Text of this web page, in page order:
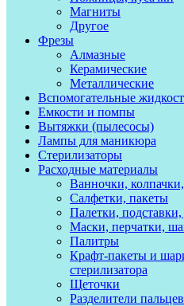
Магниты
Другое
Фрезы
Алмазные
Керамические
Металлические
Вспомогательные
Емкости и помпы
Вытяжки (пылесосы)
Лампы для маникюра
Стерилизаторы
Расходные материалы
Ванночки,
Салфетки, пакеты
Палетки,
Маски, перчатки,
Палитры
Крафт-пакеты и
стерилизатора
Щеточки
Разделители пальцев